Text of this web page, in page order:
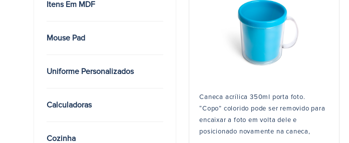
Itens Em MDF
Mouse Pad
Uniforme Personalizados
Calculadoras
Cozinha
Caneca acrílica 350ml porta foto.
“Copo” colorido pode ser removido para
encaixar a foto em volta dele e
posicionado novamente na caneca,